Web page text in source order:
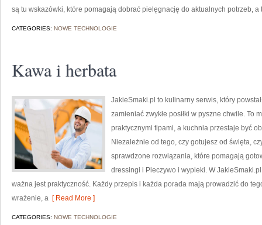
są tu wskazówki, które pomagają dobrać pielęgnację do aktualnych potrzeb, a
CATEGORIES: NOWE TECHNOLOGIE
Kawa i herbata
JakieSmaki.pl to kulinarny serwis, który
zamieniać zwykłe posiłki w pyszne chwile. To
praktycznymi tipami, a kuchnia przestaje być
Niezależnie od tego, czy gotujesz od święta,
sprawdzone rozwiązania, które pomagają
dressingi i Pieczywo i wypieki. W
ważna jest praktyczność. Każdy przepis i każda porada mają prowadzić do
wrażenie, a [ Read More ]
CATEGORIES: NOWE TECHNOLOGIE